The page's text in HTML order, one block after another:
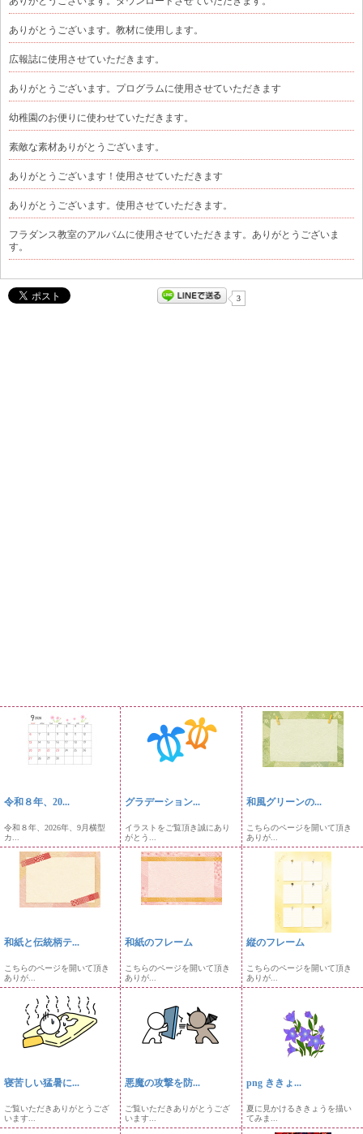
ありがとうございます。教材に使用します。
広報誌に使用させていただきます。
ありがとうございます。プログラムに使用させていただきます
幼稚園のお便りに使わせていただきます。
素敵な素材ありがとうございます。
ありがとうございます！使用させていただきます
ありがとうございます。使用させていただきます。
フラダンス教室のアルバムに使用させていただきます。ありがとうございま
す。
3
令和８年、20...
令和８年、2026年、9月横型
カ...
グラデーション...
イラストをご覧頂き誠にあり
がとう...
和風グリーンの...
こちらのページを開いて頂き
ありが...
和紙と伝統柄テ...
こちらのページを開いて頂き
ありが...
和紙のフレーム
こちらのページを開いて頂き
ありが...
縦のフレーム
こちらのページを開いて頂き
ありが...
寝苦しい猛暑に...
ご覧いただきありがとうござ
います...
悪魔の攻撃を防...
ご覧いただきありがとうござ
います...
png ききょ...
夏に見かけるききょうを描い
てみま...